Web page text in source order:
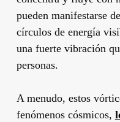
pueden manifestarse
círculos de energía
una fuerte vibración
personas.
A menudo, estos
fenómenos cósmicos,